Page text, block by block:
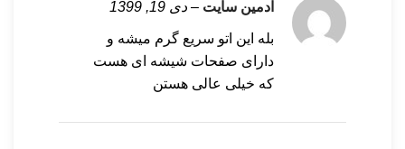
ادمین سایت – دی 19, 1399
بله این اتو سریع گرم میشه و
دارای صفحات شیشه ای هست
که خیلی عالی هستن